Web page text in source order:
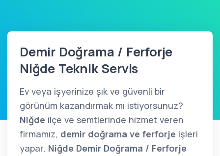
Demir Doğrama / Ferforje
Niğde Teknik Servis
Ev veya işyerinize şık ve güvenli bir
görünüm kazandırmak mı istiyorsunuz?
Niğde ilçe ve semtlerinde hizmet veren
firmamız, demir doğrama ve ferforje işleri
yapar. Niğde Demir Doğrama / Ferforje